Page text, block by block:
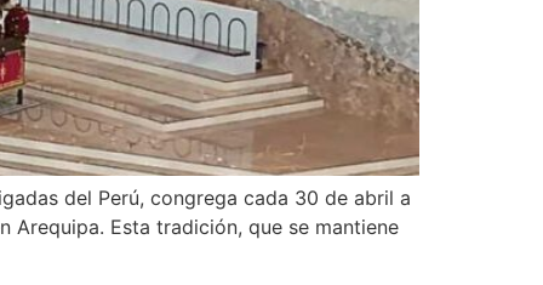
del Perú, congrega cada 30 de abril a
Arequipa. Esta tradición, que se mantiene